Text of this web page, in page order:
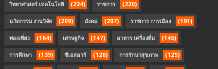
วิทยาศาสตร์ เทคโนโลยี (224) ราชการ (220)
นวัตกรรม งานวิจัย (209) สังคม (207) ราชการ การเมือง (191)
ท่องเที่ยว (164) เศรษฐกิจ (147) อาหาร เครื่องดื่ม (145)
การศึกษา (135) ซีเอสอาร์ (126) การรักษาสุขภาพ (125)